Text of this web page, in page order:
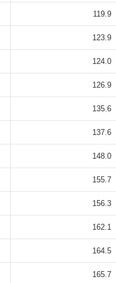
119.9
123.9
124.0
126.9
135.6
137.6
148.0
155.7
156.3
162.1
164.5
165.7